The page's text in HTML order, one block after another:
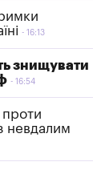
16:13
знищувати
16:54
невдалим